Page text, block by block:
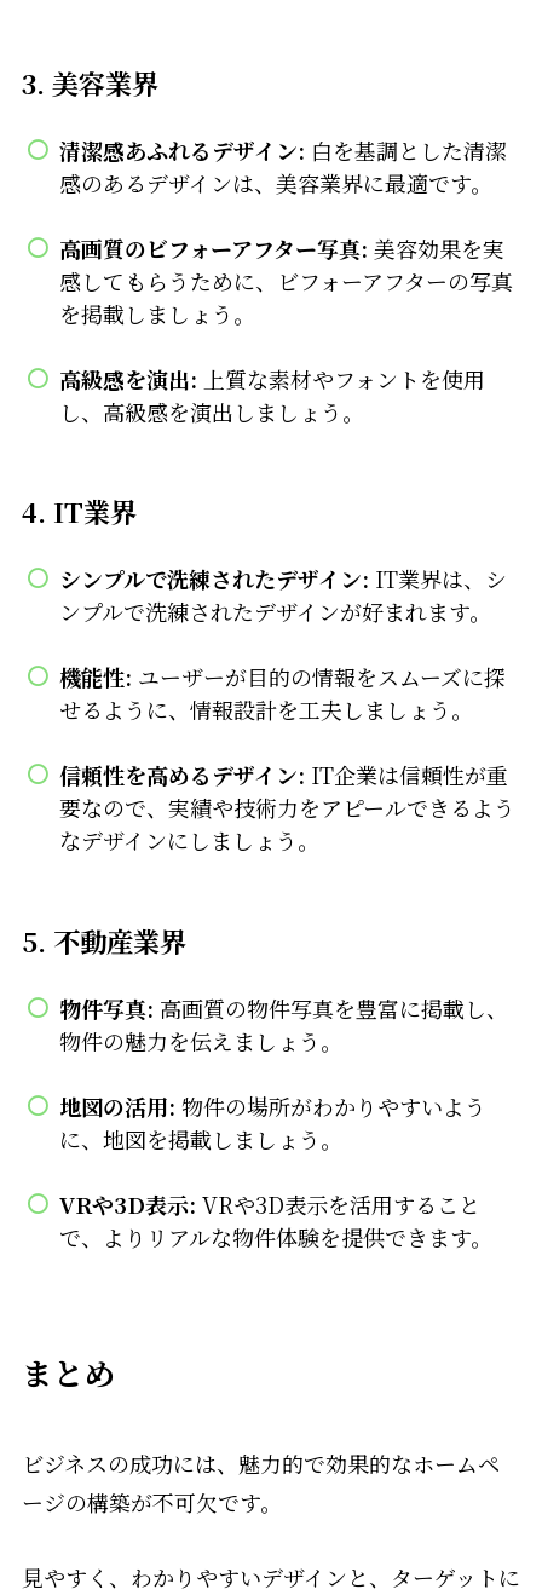
3. 美容業界
清潔感あふれるデザイン: 白を基調とした清潔
感のあるデザインは、美容業界に最適です。
高画質のビフォーアフター写真: 美容効果を実
感してもらうために、ビフォーアフターの写真
を掲載しましょう。
高級感を演出: 上質な素材やフォントを使用
し、高級感を演出しましょう。
4. IT業界
シンプルで洗練されたデザイン: IT業界は、シ
ンプルで洗練されたデザインが好まれます。
機能性: ユーザーが目的の情報をスムーズに探
せるように、情報設計を工夫しましょう。
信頼性を高めるデザイン: IT企業は信頼性が重
要なので、実績や技術力をアピールできるよう
なデザインにしましょう。
5. 不動産業界
物件写真: 高画質の物件写真を豊富に掲載し、
物件の魅力を伝えましょう。
地図の活用: 物件の場所がわかりやすいよう
に、地図を掲載しましょう。
VRや3D表示: VRや3D表示を活用すること
で、よりリアルな物件体験を提供できます。
まとめ
ビジネスの成功には、魅力的で効果的なホームペ
ージの構築が不可欠です。
見やすく、わかりやすいデザインと、ターゲットに